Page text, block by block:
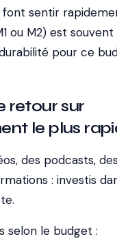
sentir
ou M2) est
pour ce
retour sur
le plus
des podcasts,
: investis
selon le budget :